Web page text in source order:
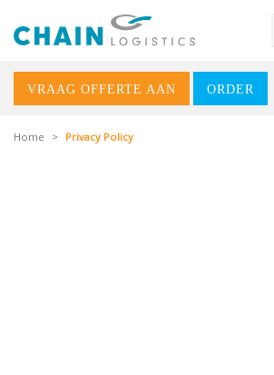
VRAAG OFFERTE AAN ORDER
Home > Privacy Policy